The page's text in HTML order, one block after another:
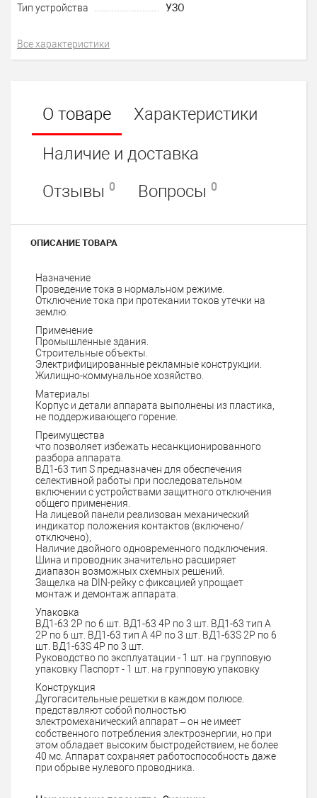
Тип устройства
УЗО
Все характеристики
О товаре
Характеристики
Наличие и доставка
Отзывы 0 Вопросы 0
ОПИСАНИЕ ТОВАРА
Назначение
Проведение тока в нормальном режиме.
Отключение тока при протекании токов утечки на
землю.
Применение
Промышленные здания.
Строительные объекты.
Электрифицированные рекламные конструкции.
Жилищно-коммунальное хозяйство.
Материалы
Корпус и детали аппарата выполнены из пластика,
не поддерживающего горение.
Преимущества
что позволяет избежать несанкционированного
разбора аппарата.
ВД1-63 тип S предназначен для обеспечения
селективной работы при последовательном
включении с устройствами защитного отключения
общего применения.
На лицевой панели реализован механический
индикатор положения контактов (включено/
отключено),
Наличие двойного одновременного подключения.
Шина и проводник значительно расширяет
диапазон возможных схемных решений.
Защелка на DIN-рейку с фиксацией упрощает
монтаж и демонтаж аппарата.
Упаковка
ВД1-63 2Р по 6 шт. ВД1-63 4Р по 3 шт. ВД1-63 тип А
2Р по 6 шт. ВД1-63 тип А 4Р по 3 шт. ВД1-63S 2Р по 6
шт. ВД1-63S 4Р по 3 шт.
Руководство по эксплуатации - 1 шт. на групповую
упаковку Паспорт - 1 шт. на групповую упаковку
Конструкция
Дугогасительные решетки в каждом полюсе.
представляют собой полностью
электромеханический аппарат – он не имеет
собственного потребления электроэнергии, но при
этом обладает высоким быстродействием, не более
40 мс. Аппарат сохраняет работоспособность даже
при обрыве нулевого проводника.